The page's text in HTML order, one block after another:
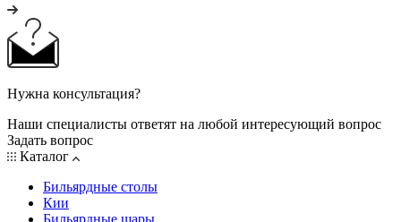
Нужна консультация?
Наши специалисты ответят на любой интересующий вопрос
Задать вопрос
Каталог
Бильярдные столы
Кии
Бильярдные шары